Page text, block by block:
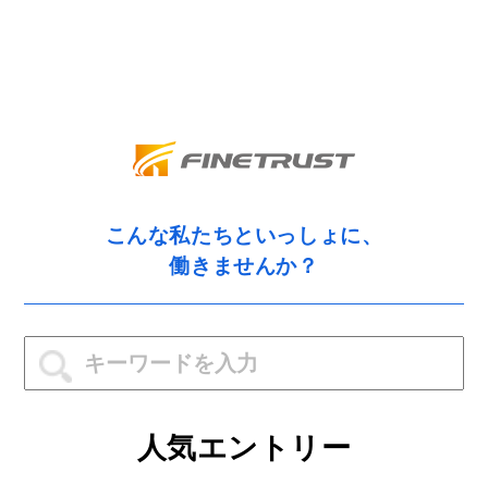
こんな私たちといっしょに、
働きませんか？
人気エントリー